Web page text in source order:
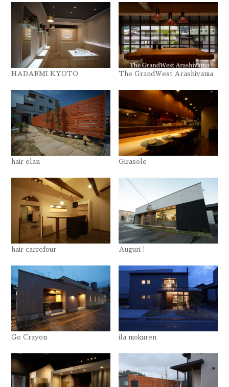
HADAEMI KYOTO The GrandWest Arashiyama
hair elan Girasole
hair carrefour Auguri !
Go Crayon ila mokuren